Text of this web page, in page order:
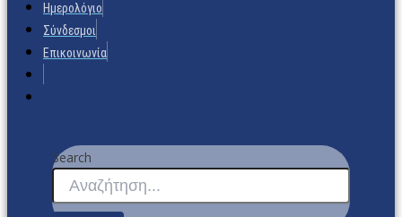
Ημερολόγιο
Σύνδεσμοι
Επικοινωνία
Search